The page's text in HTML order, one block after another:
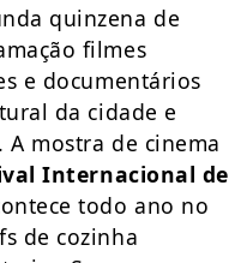
quinzena de
filmes
e documentários
da cidade e
mostra de cinema
Internacional de
todo ano no
de cozinha